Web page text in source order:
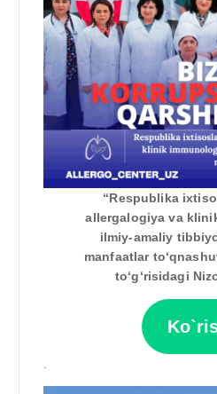
“Respublika
allergalogiya va
ilmiy-amaliy
manfaatlar
toʻgʻrisidagi